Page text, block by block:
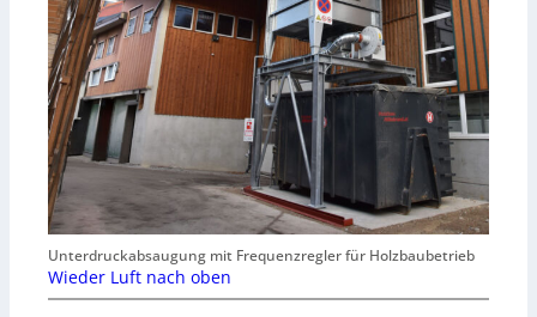
Unterdruckabsaugung mit Frequenzregler für Holzbaubetrieb
Wieder Luft nach oben